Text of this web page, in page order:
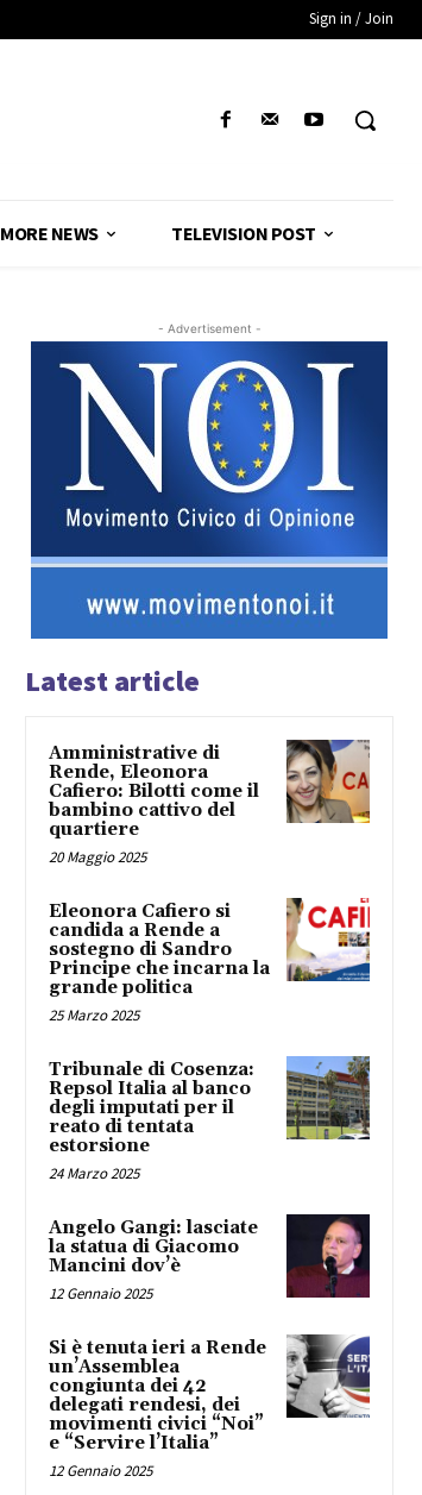
Sign in / Join
MORE NEWS TELEVISION POST
- Advertisement -
Latest article
Amministrative di
Rende, Eleonora
Cafiero: Bilotti come il
bambino cattivo del
quartiere
20 Maggio 2025
Eleonora Cafiero si
candida a Rende a
sostegno di Sandro
Principe che incarna la
grande politica
25 Marzo 2025
Tribunale di Cosenza:
Repsol Italia al banco
degli imputati per il
reato di tentata
estorsione
24 Marzo 2025
Angelo Gangi: lasciate
la statua di Giacomo
Mancini dov’è
12 Gennaio 2025
Si è tenuta ieri a Rende
un’Assemblea
congiunta dei 42
delegati rendesi, dei
movimenti civici “Noi”
e “Servire l’Italia”
12 Gennaio 2025